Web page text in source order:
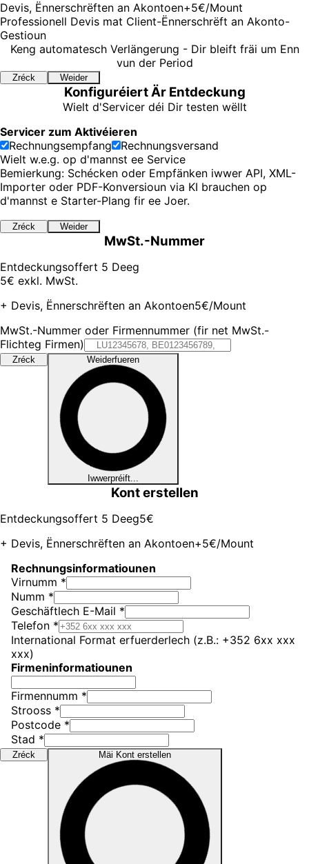
Devis, Ënnerschrëften an Akontoen+5€/Mount
Professionell Devis mat Client-Ënnerschrëft an Akonto-
Gestioun
Keng automatesch Verlängerung - Dir bleift fräi um Enn
vun der Period
Zréck Weider
Konfiguréiert Är Entdeckung
Wielt d'Servicer déi Dir testen wëllt
Servicer zum Aktivéieren
Rechnungsempfang
Rechnungsversand
Wielt w.e.g. op d'mannst ee Service
Bemierkung: Schécken oder Empfänken iwwer API, XML-
Importer oder PDF-Konversioun via KI brauchen op
d'mannst e Starter-Plang fir ee Joer.
Zréck Weider
MwSt.-Nummer
Entdeckungsoffert 5 Deeg
5€ exkl. MwSt.
+ Devis, Ënnerschrëften an Akontoen5€/Mount
MwSt.-Nummer oder Firmennummer (fir net MwSt.-
Flichteg Firmen)
Zréck Weiderfueren
Iwwerpréift...
Kont erstellen
Entdeckungsoffert 5 Deeg5€
+ Devis, Ënnerschrëften an Akontoen+5€/Mount
Rechnungsinformatiounen
Virnumm *
Numm *
Geschäftlech E-Mail *
Telefon *
International Format erfuerderlech (z.B.: +352 6xx xxx
xxx)
Firmeninformatiounen
Firmennumm *
Strooss *
Postcode *
Stad *
Zréck Mäi Kont erstellen